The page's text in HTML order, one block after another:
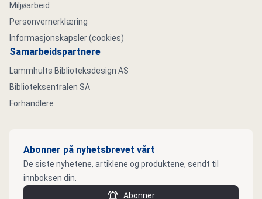
Miljøarbeid
Personvernerklæring
Informasjonskapsler (cookies)
Samarbeidspartnere
Lammhults Biblioteksdesign AS
Biblioteksentralen SA
Forhandlere
Abonner på nyhetsbrevet vårt
De siste nyhetene, artiklene og produktene, sendt til
innboksen din.
Abonner